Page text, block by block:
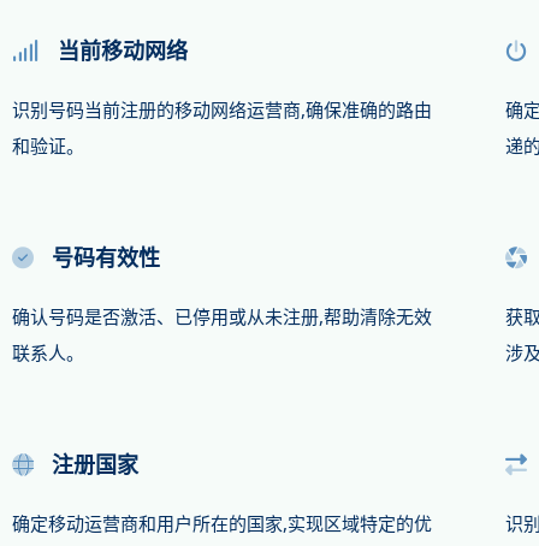
当前移动网络
识别号码当前注册的移动网络运营商,确保准确的路由
和验证。
确
递
号码有效性
确认号码是否激活、已停用或从未注册,帮助清除无效
联系人。
获
涉
注册国家
确定移动运营商和用户所在的国家,实现区域特定的优
识